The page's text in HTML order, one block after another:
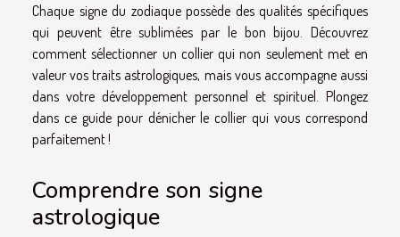
Chaque signe du zodiaque possède des qualités spécifiques
qui peuvent être sublimées par le bon bijou. Découvrez
comment sélectionner un collier qui non seulement met en
valeur vos traits astrologiques, mais vous accompagne aussi
dans votre développement personnel et spirituel. Plongez
dans ce guide pour dénicher le collier qui vous correspond
parfaitement !
Comprendre son signe
astrologique